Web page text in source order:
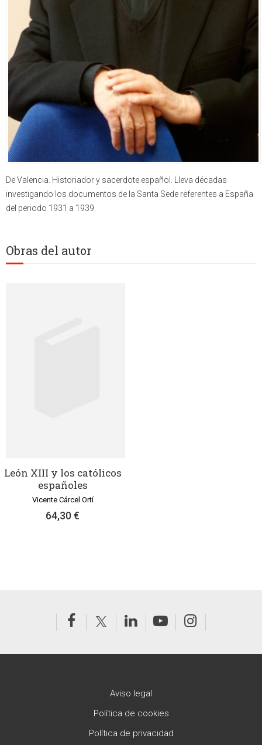
De Valencia. Historiador y sacerdote español. Lleva décadas
investigando los documentos de la Santa Sede referentes a España
del periodo 1931 a 1939.
Obras del autor
León XIII y los católicos
españoles
Vicente Cárcel Ortí
64,30 €
Aviso legal
Política de cookies
Política de privacidad